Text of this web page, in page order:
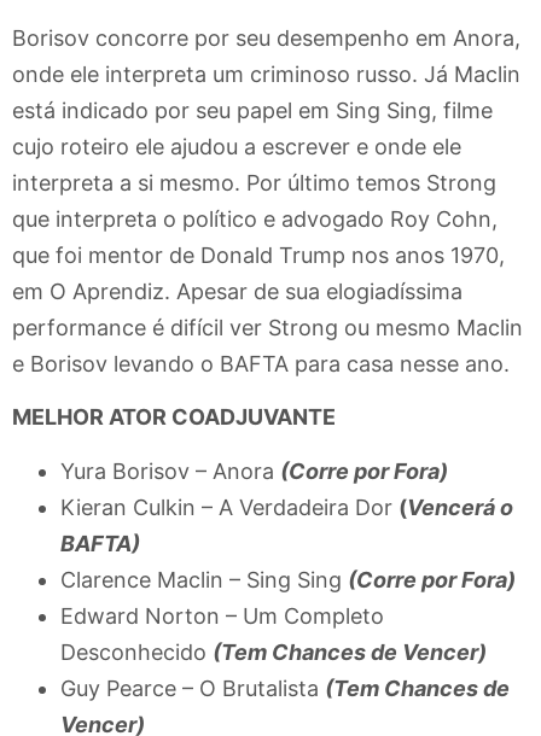
Borisov concorre por seu desempenho em Anora,
onde ele interpreta um criminoso russo. Já Maclin
está indicado por seu papel em Sing Sing, filme
cujo roteiro ele ajudou a escrever e onde ele
interpreta a si mesmo. Por último temos Strong
que interpreta o político e advogado Roy Cohn,
que foi mentor de Donald Trump nos anos 1970,
em O Aprendiz. Apesar de sua elogiadíssima
performance é difícil ver Strong ou mesmo Maclin
e Borisov levando o BAFTA para casa nesse ano.
MELHOR ATOR COADJUVANTE
Yura Borisov – Anora (Corre por Fora)
Kieran Culkin – A Verdadeira Dor (Vencerá o
BAFTA)
Clarence Maclin – Sing Sing (Corre por Fora)
Edward Norton – Um Completo
Desconhecido (Tem Chances de Vencer)
Guy Pearce – O Brutalista (Tem Chances de
Vencer)